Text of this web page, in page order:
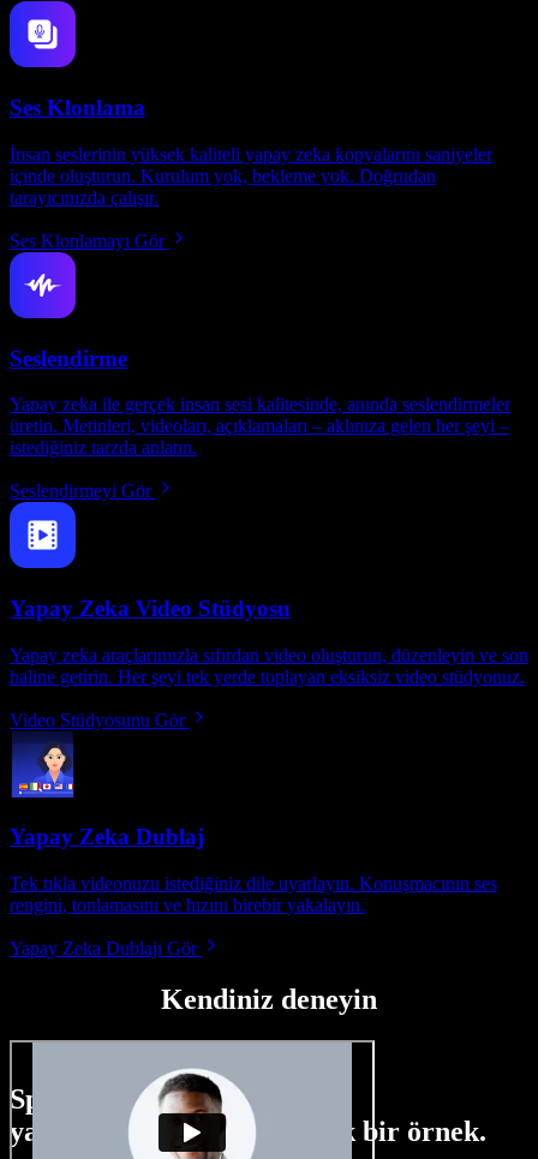
Ses Klonlama
İnsan seslerinin yüksek kaliteli yapay zeka kopyalarını saniyeler
içinde oluşturun. Kurulum yok, bekleme yok. Doğrudan
tarayıcınızda çalışır.
Ses Klonlamayı Gör
Seslendirme
Yapay zeka ile gerçek insan sesi kalitesinde, anında seslendirmeler
üretin. Metinleri, videoları, açıklamaları – aklınıza gelen her şeyi –
istediğiniz tarzda anlatın.
Seslendirmeyi Gör
Yapay Zeka Video Stüdyosu
Yapay zeka araçlarımızla sıfırdan video oluşturun, düzenleyin ve son
haline getirin. Her şeyi tek yerde toplayan eksiksiz video stüdyonuz.
Video Stüdyosunu Gör
Yapay Zeka Dublaj
Tek tıkla videonuzu istediğiniz dile uyarlayın. Konuşmacının ses
rengini, tonlamasını ve hızını birebir yakalayın.
Yapay Zeka Dublajı Gör
Kendiniz deneyin
Speechify Studio ile neler
yapabileceğinize dair küçük bir örnek.